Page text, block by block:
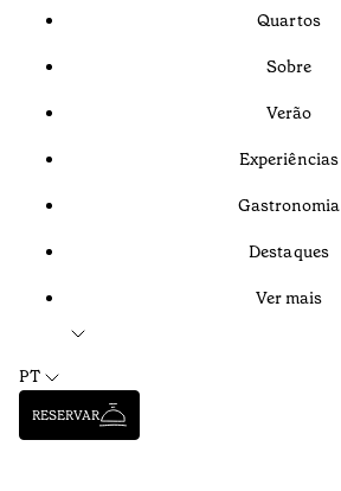
Quartos
Sobre
Verão
Experiências
Gastronomia
Destaques
Ver mais
PT
RESERVAR